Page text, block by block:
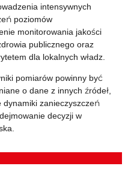
intensywnych
poziomów
monitorowania jakości
publicznego oraz
dla lokalnych władz.
pomiarów powinny być
o dane z innych źródeł,
zanieczyszczeń
decyzji w